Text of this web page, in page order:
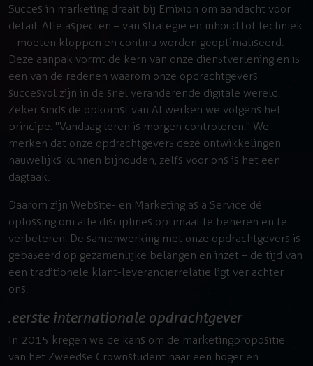
Succes in marketing draait bij Emixion om aandacht voor
detail. Alle aspecten – van strategie en inhoud tot techniek
– moeten kloppen en continu worden geoptimaliseerd.
Deze aanpak vormt de kern van onze dienstverlening en is
een van de redenen waarom onze opdrachtgevers
succesvol zijn in de snel veranderende digitale wereld.
Zeker sinds de opkomst van AI werken we volgens het
principe: "Vandaag leren is morgen controleren." We
merken dat onze opdrachtgevers deze ontwikkelingen
nauwelijks kunnen bijhouden, zelfs voor ons is het een
dagtaak.
Daarom zijn Website- en Marketing as a Service dé
oplossing om alle disciplines optimaal te beheren en te
verbeteren. De samenwerking met onze opdrachtgevers is
gebaseerd op gezamenlijke belangen en inzet – de tijd van
een traditionele klant-leverancierrelatie ligt ver achter
ons.
eerste internationale opdrachtgever
In 2015 kregen we de kans om de marketingpropositie
van het Zweedse Crownstudent naar een hoger en